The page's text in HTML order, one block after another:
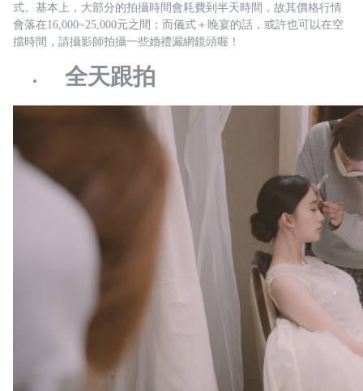
式。基本上，大部分的拍攝時間會耗費到半天時間，故其價格行情
會落在16,000~25,000元之間；而儀式＋晚宴的話，或許也可以在空
擋時間，請攝影師拍攝一些婚禮漏網鏡頭喔！
全天跟拍